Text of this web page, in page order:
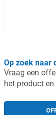
Op zoek naar
Vraag een
het product